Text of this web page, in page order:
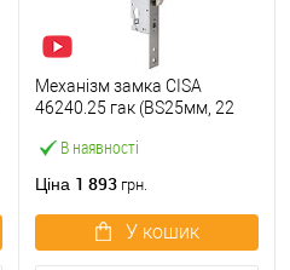
В наявності
Механізм замка CISA
46240.25 гак (BS25мм, 22
Ціна 1 893 грн.
У кошик